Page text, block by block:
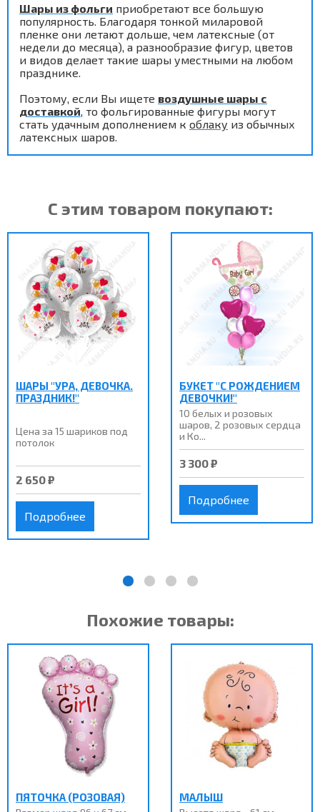
Шары из фольги приобретают все большую
популярность. Благодаря тонкой миларовой
пленке они летают дольше, чем латексные (от
недели до месяца), а разнообразие фигур, цветов
и видов делает такие шары уместными на любом
празднике.
Поэтому, если Вы ищете воздушные шары с
доставкой , то фольгированные фигуры могут
стать удачным дополнением к облаку из обычных
латексных шаров.
С этим товаром покупают:
ШАРЫ "УРА, ДЕВОЧКА.
ПРАЗДНИК!"
Цена за 15 шариков под
потолок
2 650 ₽
Подробнее
БУКЕТ "С РОЖДЕНИЕМ
ДЕВОЧКИ!"
10 белых и розовых
шаров, 2 розовых сердца
и Ко...
3 300 ₽
Подробнее
Похожие товары:
ПЯТОЧКА (РОЗОВАЯ) МАЛЫШ